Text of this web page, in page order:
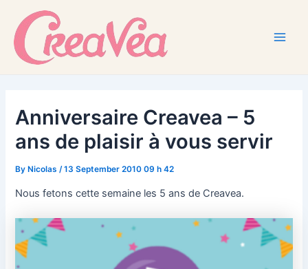
content
Anniversaire Creavea – 5
ans de plaisir à vous servir
By Nicolas/13 September 2010 09 h 42
Nous fetons cette semaine les 5 ans de Creavea.